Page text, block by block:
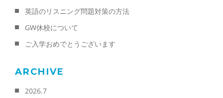
英語のリスニング問題対策の方法
GW休校について
ご入学おめでとうございます
ARCHIVE
2026.7